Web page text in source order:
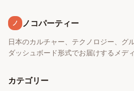
ノ ノコパーティー
日本のカルチャー、テクノロジー、グ
ダッシュボード形式でお届けするメデ
カテゴリー